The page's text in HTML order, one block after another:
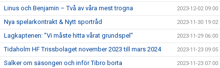
Linus och Benjamin – Två av våra mest trogna 2023-12-02 09:00
Nya spelarkontrakt & Nytt sportråd 2023-11-30 19:02
Lagkaptenen: ”Vi måste hitta vårat grundspel” 2023-11-29 06:00
Tidaholm HF Trissbolaget november 2023 till mars 2024 2023-11-23 09:05
Salker om säsongen och inför Tibro borta 2023-11-23 07:00